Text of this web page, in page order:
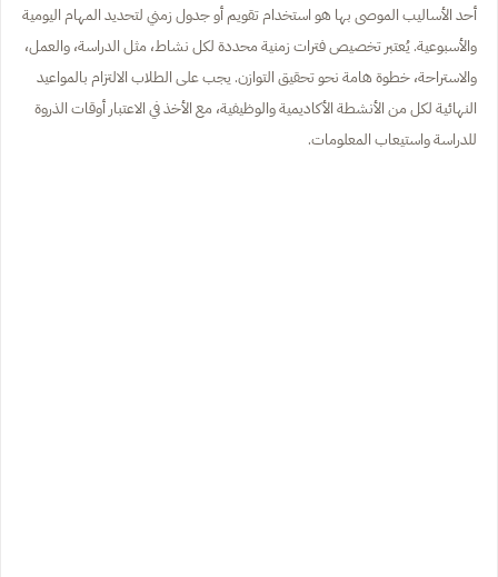
أحد الأساليب الموصى بها هو استخدام تقويم أو جدول زمني لتحديد المهام اليومية
والأسبوعية. يُعتبر تخصيص فترات زمنية محددة لكل نشاط، مثل الدراسة، والعمل،
والاستراحة، خطوة هامة نحو تحقيق التوازن. يجب على الطلاب الالتزام بالمواعيد
النهائية لكل من الأنشطة الأكاديمية والوظيفية، مع الأخذ في الاعتبار أوقات الذروة
للدراسة واستيعاب المعلومات.